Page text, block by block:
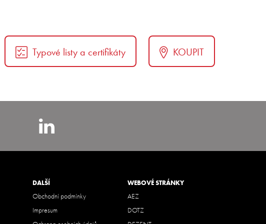
Typové listy a certifikáty KOUPIT
alcarbohemia alcar_czech
https://www.linkedin.com/
DALŠÍ
Obchodní podmínky
Impresum
WEBOVÉ STRÁNKY
AEZ
DOTZ